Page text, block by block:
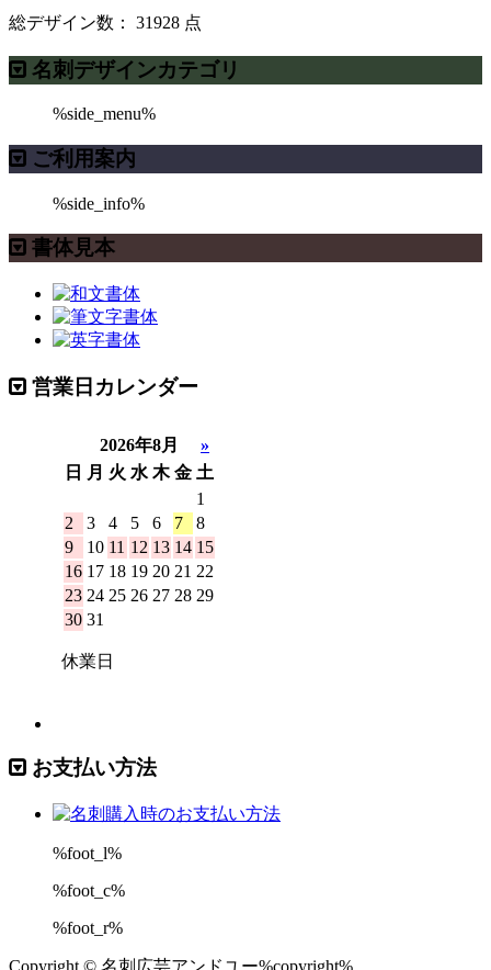
総デザイン数： 31928 点
名刺デザインカテゴリ
%side_menu%
ご利用案内
%side_info%
書体見本
営業日カレンダー
お支払い方法
%foot_l%
%foot_c%
%foot_r%
Copyright © 名刺広芸アンドユー%copyright%